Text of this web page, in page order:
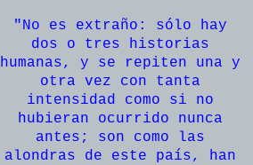
"No es extraño: sólo hay
dos o tres historias
humanas, y se repiten una y
otra vez con tanta
intensidad como si no
hubieran ocurrido nunca
antes; son como las
alondras de este país, han